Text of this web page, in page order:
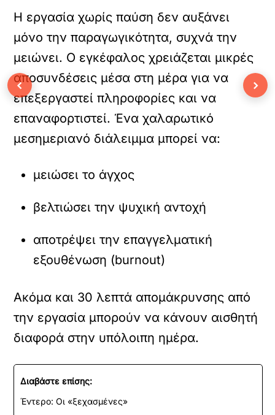
Η εργασία χωρίς παύση δεν αυξάνει
μόνο την παραγωγικότητα, συχνά την
μειώνει. Ο εγκέφαλος χρειάζεται μικρές
αποσυνδέσεις μέσα στη μέρα για να
επεξεργαστεί πληροφορίες και να
επαναφορτιστεί. Ένα χαλαρωτικό
μεσημεριανό διάλειμμα μπορεί να:
μειώσει το άγχος
βελτιώσει την ψυχική αντοχή
αποτρέψει την επαγγελματική
εξουθένωση (burnout)
Ακόμα και 30 λεπτά απομάκρυνσης από
την εργασία μπορούν να κάνουν αισθητή
διαφορά στην υπόλοιπη ημέρα.
Διαβάστε επίσης:
Έντερο: Οι «ξεχασμένες»
‹ ›